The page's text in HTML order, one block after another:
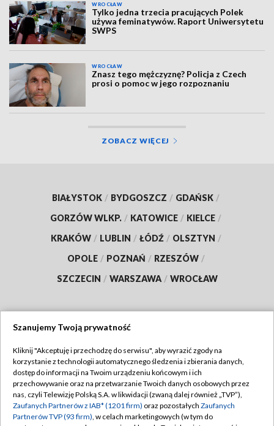
WROCŁAW
Tylko jedna trzecia pracujących Polek
używa feminatywów. Raport Uniwersytetu
SWPS
WROCŁAW
Znasz tego mężczyznę? Policja z Czech
prosi o pomoc w jego rozpoznaniu
ZOBACZ WIĘCEJ
BIAŁYSTOK / BYDGOSZCZ / GDAŃSK /
GORZÓW WLKP. / KATOWICE / KIELCE /
KRAKÓW / LUBLIN / ŁÓDŹ / OLSZTYN /
OPOLE / POZNAŃ / RZESZÓW /
SZCZECIN / WARSZAWA / WROCŁAW
TVP
Abonament TVP
Emisja w TVP
Centrum informacji TVP
Regulamin TVP
Polityka prywatności
Szanujemy Twoją prywatność
Kliknij "Akceptuję i przechodzę do serwisu", aby wyrazić zgody na
korzystanie z technologii automatycznego śledzenia i zbierania danych,
dostęp do informacji na Twoim urządzeniu końcowym i ich
przechowywanie oraz na przetwarzanie Twoich danych osobowych przez
nas, czyli Telewizję Polską S.A. w likwidacji (zwaną dalej również „TVP”),
Zaufanych Partnerów z IAB* (1201 firm) oraz pozostałych Zaufanych
Partnerów TVP (93 firm), w celach marketingowych (w tym do